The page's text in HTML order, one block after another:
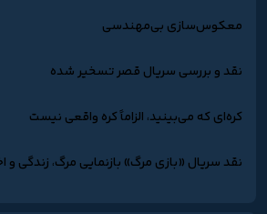
معکوس‌سازی بی‌مهندسی
نقد و بررسی سریال قصر تسخیر شده
کره‌ای که می‌بینید، الزاماً کره واقعی نیست
نقد سریال «بازی مرگ» بازنمایی مرگ، زندگی و